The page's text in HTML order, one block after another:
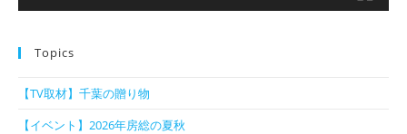
Topics
【TV取材】千葉の贈り物
【イベント】2026年房総の夏秋